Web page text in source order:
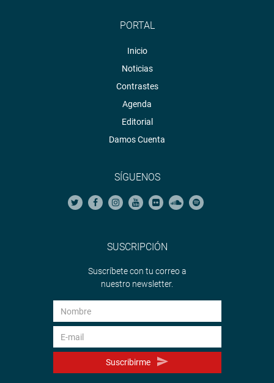
PORTAL
Inicio
Noticias
Contrastes
Agenda
Editorial
Damos Cuenta
SÍGUENOS
SUSCRIPCIÓN
Suscríbete con tu correo a
nuestro newsletter.
Suscribirme